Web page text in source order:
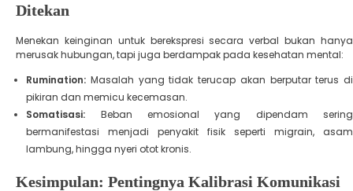
Ditekan
​Menekan keinginan untuk berekspresi secara verbal bukan hanya
merusak hubungan, tapi juga berdampak pada kesehatan mental:
Rumination: Masalah yang tidak terucap akan berputar terus di
pikiran dan memicu kecemasan.
Somatisasi: Beban emosional yang dipendam sering
bermanifestasi menjadi penyakit fisik seperti migrain, asam
lambung, hingga nyeri otot kronis.
​Kesimpulan: Pentingnya Kalibrasi Komunikasi